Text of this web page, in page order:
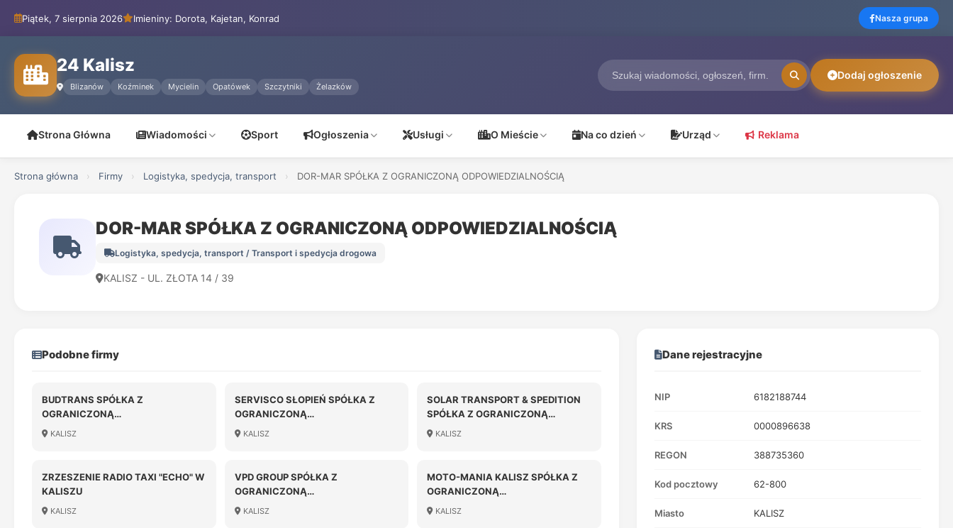
Piątek, 7 sierpnia 2026 Imieniny: Dorota, Kajetan, Konrad Nasza grupa
24 Kalisz
Blizanów Koźminek Mycielin Opatówek Szczytniki Żelazków
Dodaj ogłoszenie
Strona Główna Wiadomości Sport Ogłoszenia Usługi O Mieście Na co dzień Urząd Reklama
Strona główna › Firmy › Logistyka, spedycja, transport › DOR-MAR SPÓŁKA Z OGRANICZONĄ ODPOWIEDZIALNOŚCIĄ
DOR-MAR SPÓŁKA Z OGRANICZONĄ ODPOWIEDZIALNOŚCIĄ
Logistyka, spedycja, transport / Transport i spedycja drogowa
KALISZ - UL. ZŁOTA 14 / 39
Podobne firmy
BUDTRANS SPÓŁKA Z
OGRANICZONĄ
ODPOWIEDZIALNOŚCIĄ
KALISZ
SERVISCO SŁOPIEŃ SPÓŁKA Z
OGRANICZONĄ
ODPOWIEDZIALNOŚCIĄ
KALISZ
SOLAR TRANSPORT & SPEDITION
SPÓŁKA Z OGRANICZONĄ
ODPOWIEDZIALNOŚCIĄ
KALISZ
ZRZESZENIE RADIO TAXI "ECHO" W
KALISZU
KALISZ
VPD GROUP SPÓŁKA Z
OGRANICZONĄ
ODPOWIEDZIALNOŚCIĄ
KALISZ
MOTO-MANIA KALISZ SPÓŁKA Z
OGRANICZONĄ
ODPOWIEDZIALNOŚCIĄ
KALISZ
Dane rejestracyjne
NIP 6182188744
KRS 0000896638
REGON 388735360
Kod pocztowy 62-800
Miasto KALISZ